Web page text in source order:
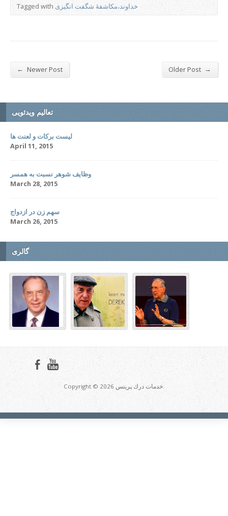
Tagged withخداوند،مکاشفۀ شگفت انگیزی
← Newer Post Older Post →
تعالیم ویدئویی
لیست برکات و لعنت ها
April 11, 2015
وظایف شوهر نسبت به همسر
March 28, 2015
سهم زن در ازدواج
March 26, 2015
گالری
Copyright © 2026 خدمات درك پرينس.